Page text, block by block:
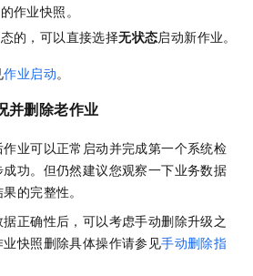
作业快照。
的，可以直接选择无状态启动新作业。
作业启动。
并删除老作业
业可以正常启动并完成第一个系统检
功。但仍然建议您观察一下业务数据
的完整性。
正确性后，可以考虑手动删除升级之
快照删除具体操作请参见手动删除指